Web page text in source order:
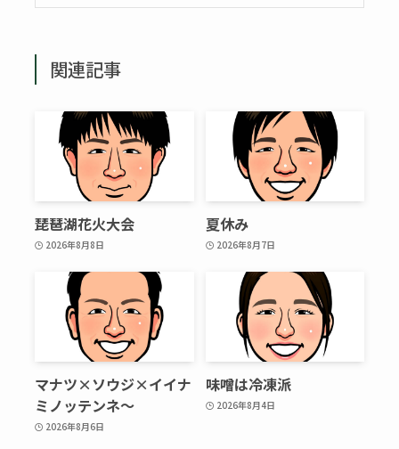
関連記事
琵琶湖花火大会
2026年8月8日
夏休み
2026年8月7日
マナツ×ソウジ×イイナ
ミノッテンネ～
2026年8月6日
味噌は冷凍派
2026年8月4日